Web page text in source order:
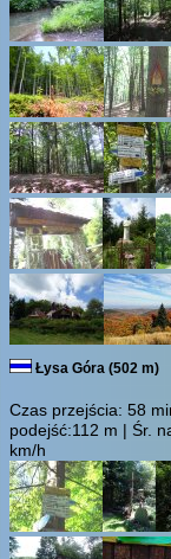
Łysa Góra (502 m)
Czas przejścia: 58
podejść:112 m | Śr.
km/h